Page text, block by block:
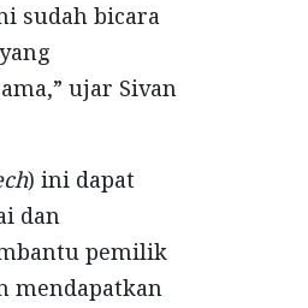
sudah bicara
ujar Sivan
) ini dapat
dan
pemilik
mendapatkan